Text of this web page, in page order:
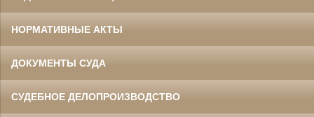
НОРМАТИВНЫЕ АКТЫ
ДОКУМЕНТЫ СУДА
СУДЕБНОЕ ДЕЛОПРОИЗВОДСТВО